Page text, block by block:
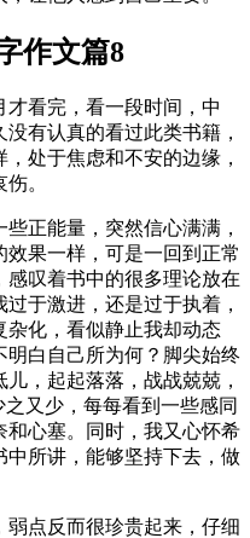
作文篇8
看完，看一段时间，中
有认真的看过此类书籍，
处于焦虑和不安的边缘，
。
正能量，突然信心满满，
果一样，可是一回到正常
叹着书中的很多理论放在
于激进，还是过于执着，
杂化，看似静止我却动态
白自己所为何？脚尖始终
，起起落落，战战兢兢，
又少，每每看到一些感同
心塞。同时，我又心怀希
所讲，能够坚持下去，做
弱点反而很珍贵起来，仔细